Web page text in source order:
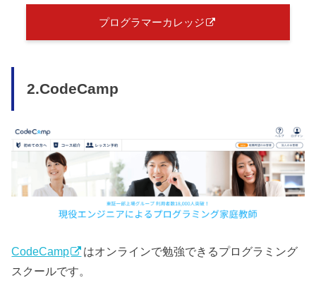
プログラマーカレッジ
2.CodeCamp
CodeCamp
はオンラインで勉強できるプログラミング
スクールです。